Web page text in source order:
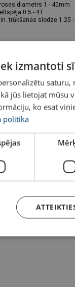
diametrs 1 - 40mm
0.5 - 4T
trūkšanas slodze 1.25 -
Skatīt
izmantoti
jūs lietojat mūsu
ko esat
politika